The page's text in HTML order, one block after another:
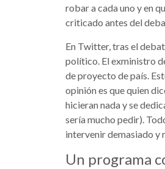
robar a cada uno y en
criticado antes del
En Twitter, tras el
político. El exministro
de proyecto de país.
opinión es que quien
hicieran nada y se
sería mucho pedir).
intervenir demasiado y
Un programa